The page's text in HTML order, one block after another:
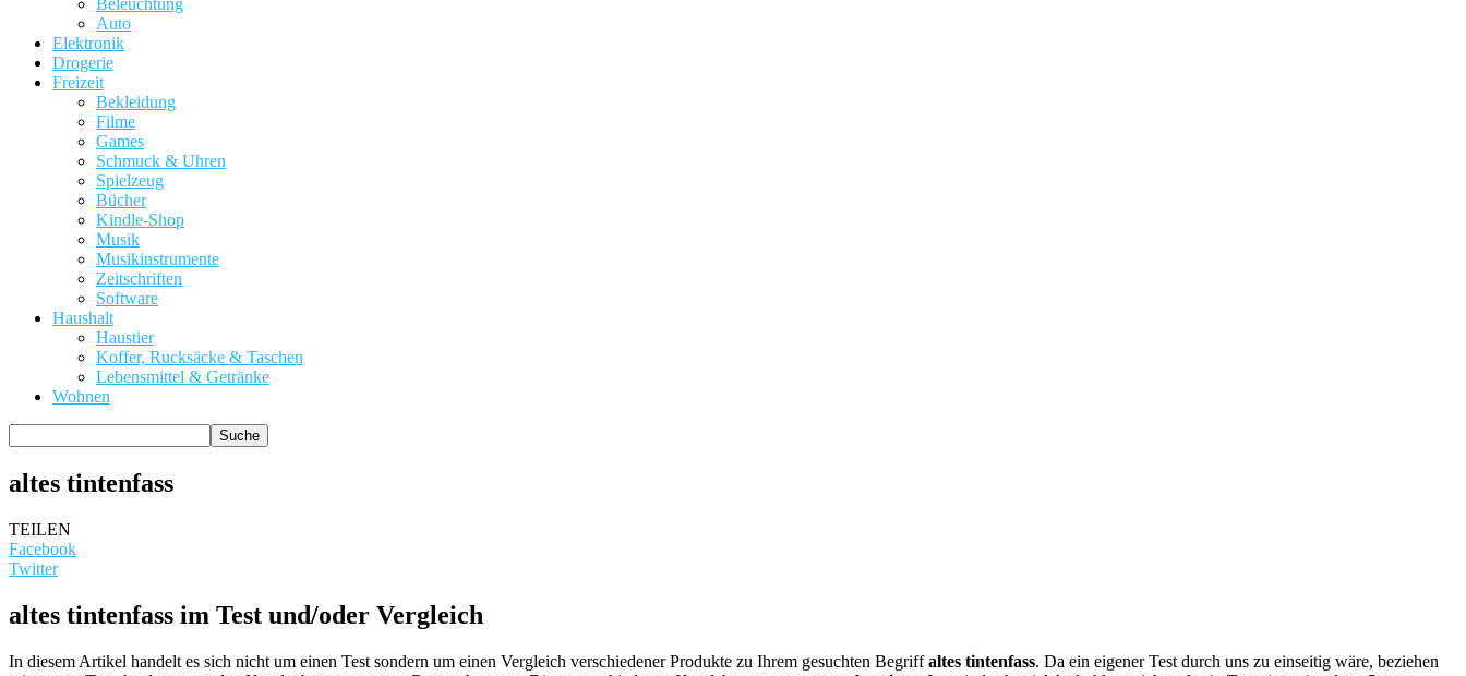
Beleuchtung
Auto
Elektronik
Drogerie
Freizeit
Bekleidung
Filme
Games
Schmuck & Uhren
Spielzeug
Bücher
Kindle-Shop
Musik
Musikinstrumente
Zeitschriften
Software
Haushalt
Haustier
Koffer, Rucksäcke & Taschen
Lebensmittel & Getränke
Wohnen
altes tintenfass
TEILEN
Facebook
Twitter
altes tintenfass im Test und/oder Vergleich
In diesem Artikel handelt es sich nicht um einen Test sondern um einen Vergleich verschiedener Produkte zu Ihrem gesuchten Begriffaltes tintenfass. Da ein eigener Test durch uns zu einseitig wäre, beziehen